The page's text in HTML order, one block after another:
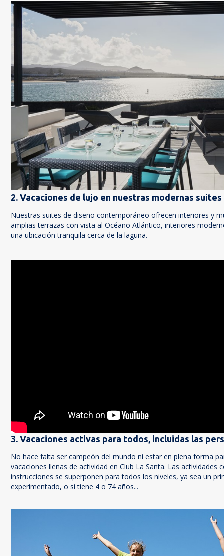
2. Vacaciones de lujo en nuestras modernas suites
Nuestras suites de diseño contemporáneo ofrecen interiores y
amplias terrazas con vista al Océano Atlántico, interiores
una ubicación tranquila cerca de la laguna.
3. Vacaciones activas para todos, incluidas las
No hace falta ser campeón del mundo ni estar en plena forma
vacaciones llenas de actividad en Club La Santa. Las actividades
instrucciones se superponen para todos los niveles, ya sea un
experimentado, o si tiene 4 o 74 años...